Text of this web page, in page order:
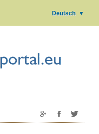
Deutsch ▼